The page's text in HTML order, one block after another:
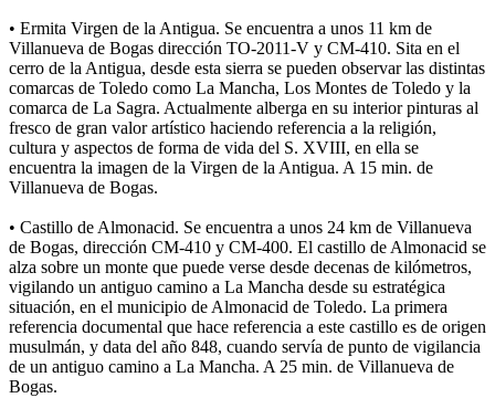
• Ermita Virgen de la Antigua. Se encuentra a unos 11 km de
Villanueva de Bogas dirección TO-2011-V y CM-410. Sita en el
cerro de la Antigua, desde esta sierra se pueden observar las distintas
comarcas de Toledo como La Mancha, Los Montes de Toledo y la
comarca de La Sagra. Actualmente alberga en su interior pinturas al
fresco de gran valor artístico haciendo referencia a la religión,
cultura y aspectos de forma de vida del S. XVIII, en ella se
encuentra la imagen de la Virgen de la Antigua. A 15 min. de
Villanueva de Bogas.
• Castillo de Almonacid. Se encuentra a unos 24 km de Villanueva
de Bogas, dirección CM-410 y CM-400. El castillo de Almonacid se
alza sobre un monte que puede verse desde decenas de kilómetros,
vigilando un antiguo camino a La Mancha desde su estratégica
situación, en el municipio de Almonacid de Toledo. La primera
referencia documental que hace referencia a este castillo es de origen
musulmán, y data del año 848, cuando servía de punto de vigilancia
de un antiguo camino a La Mancha. A 25 min. de Villanueva de
Bogas.